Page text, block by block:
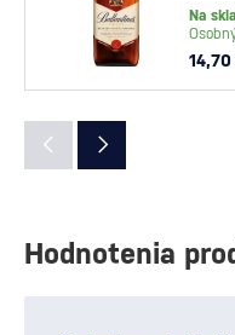
Na
Hodnotenia